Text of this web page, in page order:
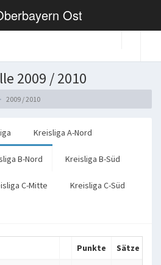
Ost
2009 / 2010
2009 / 2010
Kreisliga A-Nord
B-Nord Kreisliga B-Süd
C-Mitte Kreisliga C-Süd
Punkte Sätze